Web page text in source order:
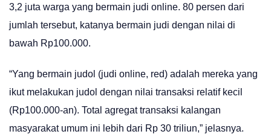
3,2 juta warga yang bermain judi online. 80 persen dari
jumlah tersebut, katanya bermain judi dengan nilai di
bawah Rp100.000.
“Yang bermain judol (judi online, red) adalah mereka yang
ikut melakukan judol dengan nilai transaksi relatif kecil
(Rp100.000-an). Total agregat transaksi kalangan
masyarakat umum ini lebih dari Rp 30 triliun,” jelasnya.